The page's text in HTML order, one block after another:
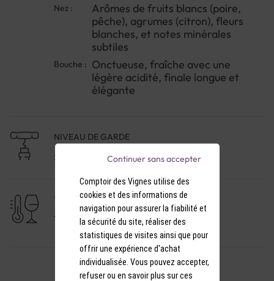
prolonge la longueur et une finale fraîche et
élégante.Parfait pour un apéritif convivial, il
accompagnera également avec brio les poissons en
sauce, volailles à la crème, ainsi que les fromages à
pâte molle ou crémeuse. Pour révéler toute sa
complexité, servez-le idéalement entre 10 et 12°C
après l’avoir aéré quelques minutes.
Nez :
Arômes de fruits blancs (poire,
pêche), agrumes (citron), fleurs
blanches, et notes minérales
subtiles
Bouche : Onctueuse, fraîche avec une
légère acidité, finale longue et
élégante
NIVEAU DE GARDE
5 à 10 ans
TEMPÉRATURE DE SERVICE
11-12°C
Comptoir des Vignes utilise des
cookies et des informations de
navigation pour assurer la fiabilité et
la sécurité du site, réaliser des
statistiques de visites ainsi que pour
offrir une expérience d'achat
individualisée. Vous pouvez accepter,
refuser ou en savoir plus sur ces
Continuer sans accepter